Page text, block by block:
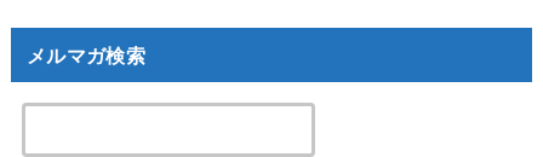
メルマガ検索